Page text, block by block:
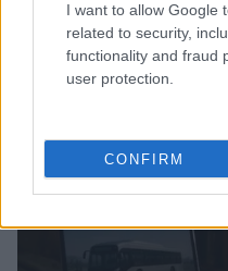
I want to allow Google
related to security,
functionality and fraud
user protection.
CONFIRM
Guida al giornalino teen: